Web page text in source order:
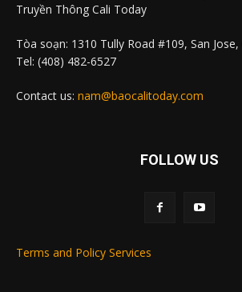
Truyền Thông Cali Today
Tòa soạn: 1310 Tully Road #109, San Jose,
Tel: (408) 482-6527
Contact us: nam@baocalitoday.com
FOLLOW US
Terms and Policy Services